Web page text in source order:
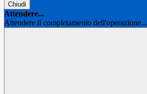
Chiudi
Attendere...
Attendere il completamento dell'operazione...